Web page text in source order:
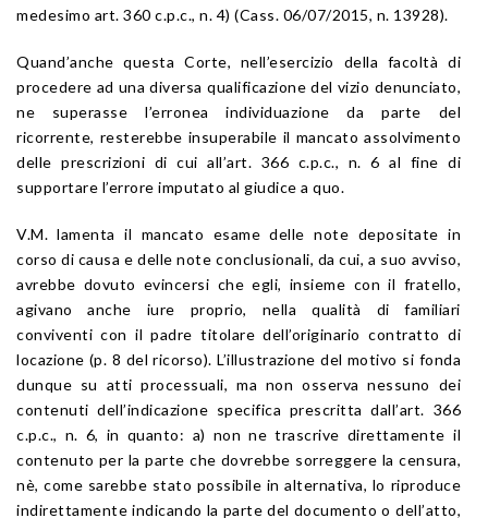
medesimo art. 360 c.p.c., n. 4) (Cass. 06/07/2015, n. 13928).
Quand’anche questa Corte, nell’esercizio della facoltà di
procedere ad una diversa qualificazione del vizio denunciato,
ne superasse l’erronea individuazione da parte del
ricorrente, resterebbe insuperabile il mancato assolvimento
delle prescrizioni di cui all’art. 366 c.p.c., n. 6 al fine di
supportare l’errore imputato al giudice a quo.
V.M. lamenta il mancato esame delle note depositate in
corso di causa e delle note conclusionali, da cui, a suo avviso,
avrebbe dovuto evincersi che egli, insieme con il fratello,
agivano anche iure proprio, nella qualità di familiari
conviventi con il padre titolare dell’originario contratto di
locazione (p. 8 del ricorso). L’illustrazione del motivo si fonda
dunque su atti processuali, ma non osserva nessuno dei
contenuti dell’indicazione specifica prescritta dall’art. 366
c.p.c., n. 6, in quanto: a) non ne trascrive direttamente il
contenuto per la parte che dovrebbe sorreggere la censura,
nè, come sarebbe stato possibile in alternativa, lo riproduce
indirettamente indicando la parte del documento o dell’atto,